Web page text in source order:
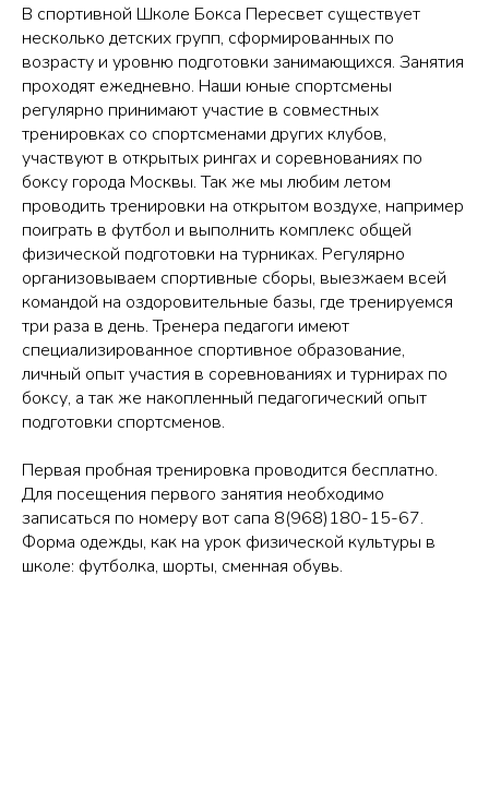
В спортивной Школе Бокса Пересвет существует
несколько детских групп, сформированных по
возрасту и уровню подготовки занимающихся. Занятия
проходят ежедневно. Наши юные спортсмены
регулярно принимают участие в совместных
тренировках со спортсменами других клубов,
участвуют в открытых рингах и соревнованиях по
боксу города Москвы. Так же мы любим летом
проводить тренировки на открытом воздухе, например
поиграть в футбол и выполнить комплекс общей
физической подготовки на турниках. Регулярно
организовываем спортивные сборы, выезжаем всей
командой на оздоровительные базы, где тренируемся
три раза в день. Тренера педагоги имеют
специализированное спортивное образование,
личный опыт участия в соревнованиях и турнирах по
боксу, а так же накопленный педагогический опыт
подготовки спортсменов.
Первая пробная тренировка проводится бесплатно.
Для посещения первого занятия необходимо
записаться по номеру вот сапа 8(968)180-15-67.
Форма одежды, как на урок физической культуры в
школе: футболка, шорты, сменная обувь.